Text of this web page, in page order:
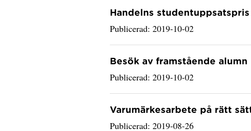
Handelns studentuppsatspris
Publicerad: 2019-10-02
Besök av framstående alumn
Publicerad: 2019-10-02
Varumärkesarbete på rätt
Publicerad: 2019-08-26